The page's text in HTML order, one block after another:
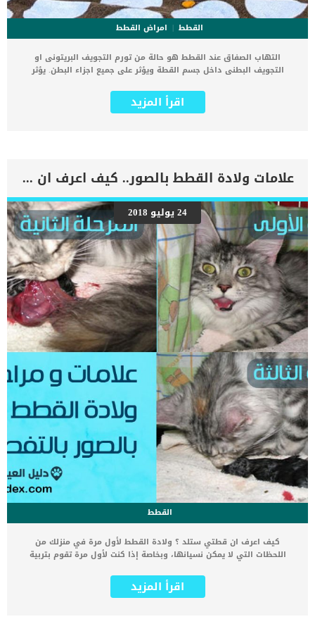
القطط
امراض القطط
التهاب الصفاق عند القطط هو حالة من تورم التجويف البريتونى او
التجويف البطنى داخل جسم القطة ويؤثر على جميع اجزاء البطن. يؤثر
والأمعاء الدقيقة والغليظة والكلى والغدد الكظرية. يتم تبطين تجويف
وأعضاء البطن بغشاء رقيق يسمى الصفاق ويدعم هذا الغشاء أعضاء
والانزعاج ولكن ستساعدك الاستشارة الطبية على اكتشاف العلاج. اعراض
التهاب الامعاء عند القطط ألم في البطن حيث تلاحظ أن قطتك تصدر
أصواتًا عند حملهاكما قد قد يكون لديها بطن منتفخ يبدو قطك ثابت ولا
يتحرك كثيرًا بسبب الانزعاج.كما ستلاحظ زيادة معدل ضربات القلب أو معدل
التنفس ، وغالبًا ما يرتبط بعدم الراحة التقيؤ إسهال الأرق أو عدم القدرة
على اتخاذ وضع مريح حمى الخمول الضعف الانهيار قلة الشهية اليرقان
اقرا ايضا: عدوى الامعاء البكتيرية عند القطط”تعرف على مدى خطورتها”
اسباب اصابة القطط بالتهاب الصفاق ان انطلاق اى عدوى او اى مادة
غريبة فى تجويف البطن غالبا ما يتسبب فى اصابة القطة بالتهاب الصفاق.
كما يؤدي […]
اقرأ المزيد
علامات ولادة القطط بالصور.. كيف اعرف ان القطة انتهت من الولادة ؟
24 يوليو 2018
القطط
كيف اعرف ان قطتي ستلد ؟ ولادة القطط لأول مرة في منزلك من
اللحظات التي لا يمكن نسيانها، وبخاصة إذا كنت لأول مرة تقوم بتربية
طلب التزاوج عند وصولها إلى سن ثمانية أشهر تقريبا، وبعض القطط قد
تبدأ في طلب الزواج في وقت مبكر عن هذا العمر. لكن برغم ذلك لا ننصح
اقرأ المزيد